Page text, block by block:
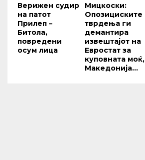
Верижен судир
на патот
Прилеп –
Битола,
повредени
осум лица
Мицкоски:
Опозициските
тврдења ги
демантира
извештајот на
Евростат за
куповната моќ,
Македонија...